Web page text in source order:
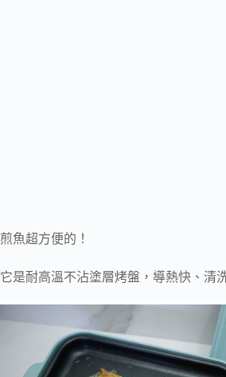
煎魚超方便的！
它是耐高溫不沾塗層烤盤，導熱快、清